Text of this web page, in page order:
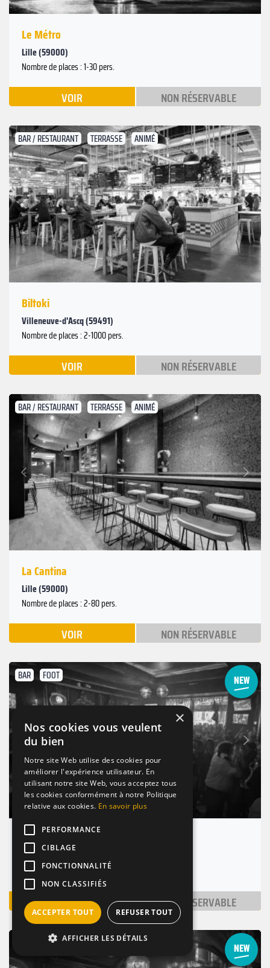
Le Métro
Lille (59000)
Nombre de places : 1-30 pers.
VOIR NON RÉSERVABLE
BAR / RESTAURANT TERRASSE ANIMÉ
Précédent
Suivant
Biltoki
Villeneuve-d'Ascq (59491)
Nombre de places : 2-1000 pers.
VOIR NON RÉSERVABLE
BAR / RESTAURANT TERRASSE ANIMÉ
Précédent
Suivant
La Cantina
Lille (59000)
Nombre de places : 2-80 pers.
VOIR NON RÉSERVABLE
BAR FOOT
Précédent
Suivant
Bar Le Bidule
Lille (59000)
Nombre de places : 1-30 pers.
VOIR NON RÉSERVABLE
BAR / RESTAURANT DE NUIT LOUNGE
×
Nos cookies vous veulent
du bien
Notre site Web utilise des cookies pour
améliorer l'expérience utilisateur. En
utilisant notre site Web, vous acceptez tous
les cookies conformément à notre Politique
relative aux cookies. En savoir plus
PERFORMANCE
CIBLAGE
FONCTIONNALITÉ
NON CLASSIFIÉS
ACCEPTER TOUT REFUSER TOUT
AFFICHER LES DÉTAILS